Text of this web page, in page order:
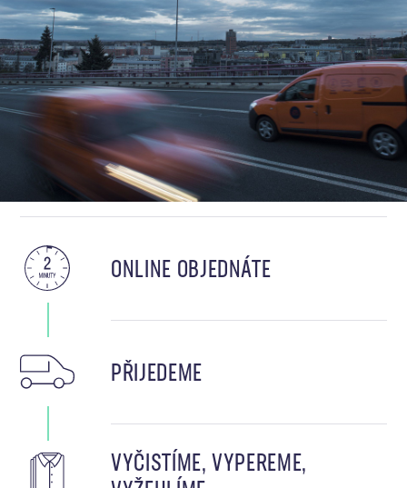
ONLINE OBJEDNÁTE
PŘIJEDEME
VYČISTÍME, VYPEREME,